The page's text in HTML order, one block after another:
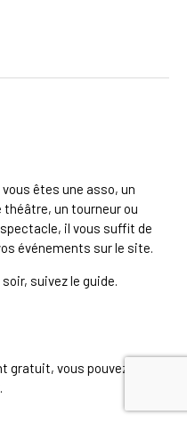
êtes une asso, un
théâtre, un tourneur ou
il vous suffit de
événements sur le site.
suivez le guide.
vous pouvez me